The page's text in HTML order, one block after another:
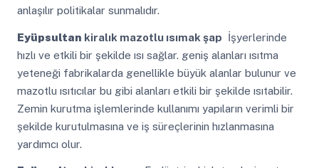
anlaşılır politikalar sunmalıdır.
Eyüpsultan kiralık mazotlu ısımak şap İşyerlerinde
hızlı ve etkili bir şekilde ısı sağlar. geniş alanları ısıtma
yeteneği fabrikalarda genellikle büyük alanlar bulunur ve
mazotlu ısıtıcılar bu gibi alanları etkili bir şekilde ısıtabilir.
Zemin kurutma işlemlerinde kullanımı yapıların verimli bir
şekilde kurutulmasına ve iş süreçlerinin hızlanmasına
yardımcı olur.